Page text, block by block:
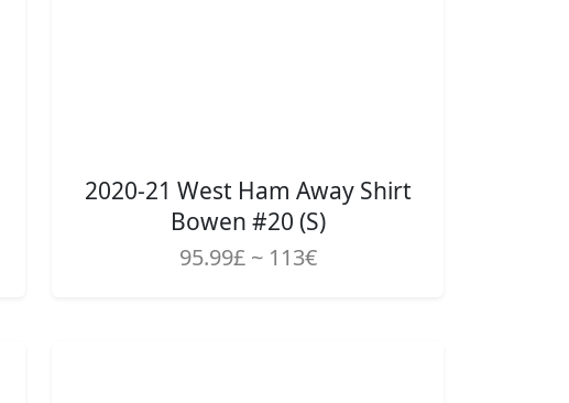
2020-21 West Ham Away Shirt
Bowen #20 (S)
95.99£ ~ 113€